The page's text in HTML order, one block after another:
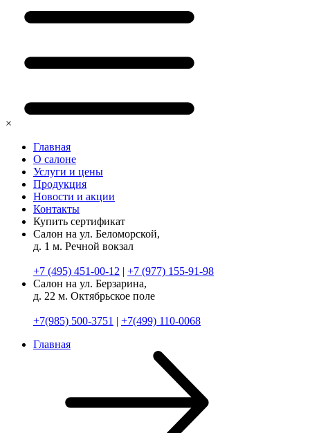
×
Главная
О салоне
Услуги и цены
Продукция
Новости и акции
Контакты
Купить сертификат
Салон на ул. Беломорской,
д. 1 м. Речной вокзал
+7 (495) 451-00-12 | +7 (977) 155-91-98
Салон на ул. Берзарина,
д. 22 м. Октябрьское поле
+7(985) 500-3751 | +7(499) 110-0068
Главная